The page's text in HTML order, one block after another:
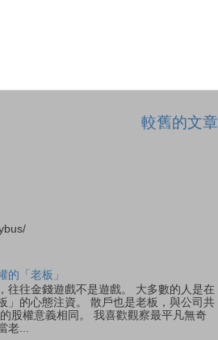
較舊的文章
的「老板」
往往金錢遊戲不是遊戲。 大多數的人是在
」的心態注資。 散戶也是老板，與公司共
股權意義相同。 我喜歡觀察最平凡無奇
老...